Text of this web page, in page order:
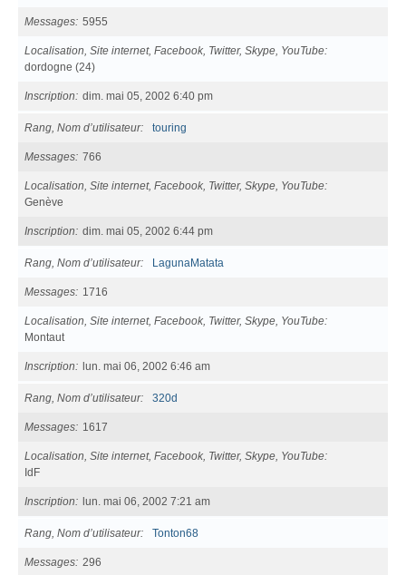
Messages 5955
Localisation, Site internet, Facebook, Twitter, Skype, YouTube
dordogne (24)
Inscription dim. mai 05, 2002 6:40 pm
Rang, Nom d’utilisateur touring
Messages 766
Localisation, Site internet, Facebook, Twitter, Skype, YouTube
Genève
Inscription dim. mai 05, 2002 6:44 pm
Rang, Nom d’utilisateur LagunaMatata
Messages 1716
Localisation, Site internet, Facebook, Twitter, Skype, YouTube
Montaut
Inscription lun. mai 06, 2002 6:46 am
Rang, Nom d’utilisateur 320d
Messages 1617
Localisation, Site internet, Facebook, Twitter, Skype, YouTube
IdF
Inscription lun. mai 06, 2002 7:21 am
Rang, Nom d’utilisateur Tonton68
Messages 296